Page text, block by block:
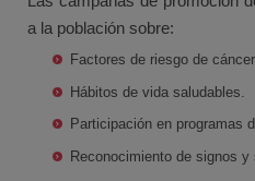
a la población sobre:
Factores de riesgo de
Hábitos de vida saludables.
Participación en programas
Reconocimiento de signos y